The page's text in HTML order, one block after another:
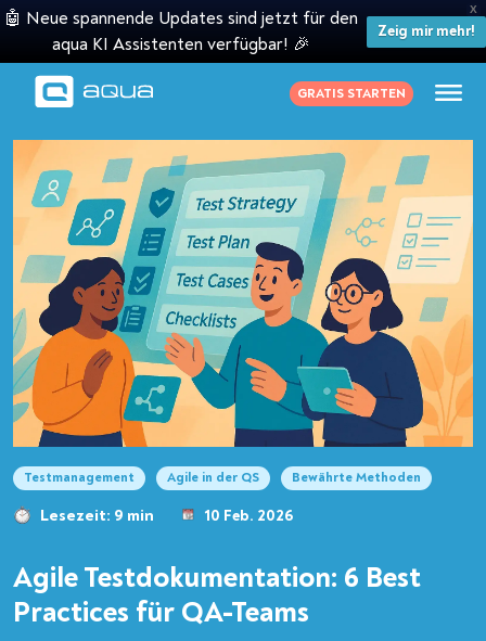
X
🤖 Neue spannende Updates sind jetzt für den
aqua KI Assistenten verfügbar! 🎉
Zeig mir mehr!
GRATIS STARTEN
Testmanagement Agile in der QS Bewährte Methoden
Lesezeit: 9 min 10 Feb. 2026
Agile Testdokumentation: 6 Best
Practices für QA-Teams